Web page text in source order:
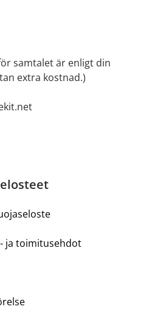
samtalet är enligt din
extra kostnad.)
ja toimitusehdot